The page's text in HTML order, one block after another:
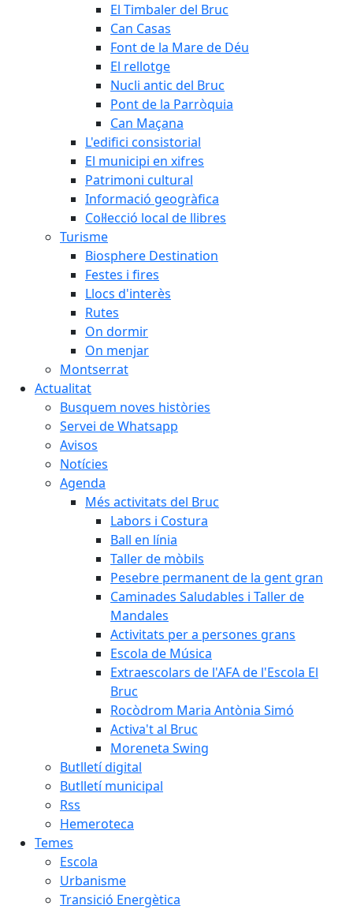
El Timbaler del Bruc
Can Casas
Font de la Mare de Déu
El rellotge
Nucli antic del Bruc
Pont de la Parròquia
Can Maçana
L'edifici consistorial
El municipi en xifres
Patrimoni cultural
Informació geogràfica
Col·lecció local de llibres
Turisme
Biosphere Destination
Festes i fires
Llocs d'interès
Rutes
On dormir
On menjar
Montserrat
Actualitat
Busquem noves històries
Servei de Whatsapp
Avisos
Notícies
Agenda
Més activitats del Bruc
Labors i Costura
Ball en línia
Taller de mòbils
Pesebre permanent de la gent gran
Caminades Saludables i Taller de
Mandales
Activitats per a persones grans
Escola de Música
Extraescolars de l'AFA de l'Escola El
Bruc
Rocòdrom Maria Antònia Simó
Activa't al Bruc
Moreneta Swing
Butlletí digital
Butlletí municipal
Rss
Hemeroteca
Temes
Escola
Urbanisme
Transició Energètica